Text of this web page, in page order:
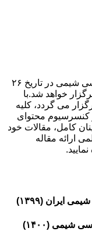
ششمین کنفرانس بین المللی شیمی و مهندسی شیمی در تاریخ ۲۶
برگزار خواهد شد.با
می گردد، کلیه
کنسرسیوم محتوای
کامل، مقالات خود
ارائه مقاله
ایران (۱۳۹۹)
شیمی (۱۴۰۰)